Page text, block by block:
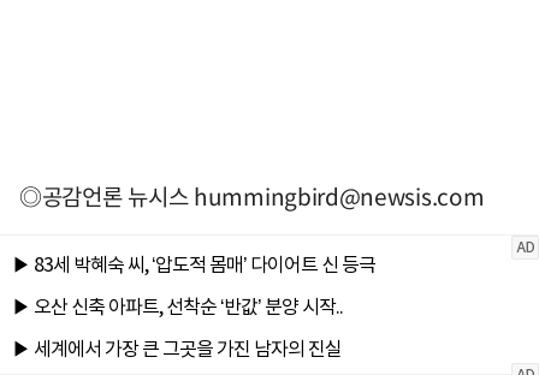
◎공감언론 뉴시스hummingbird@newsis.com